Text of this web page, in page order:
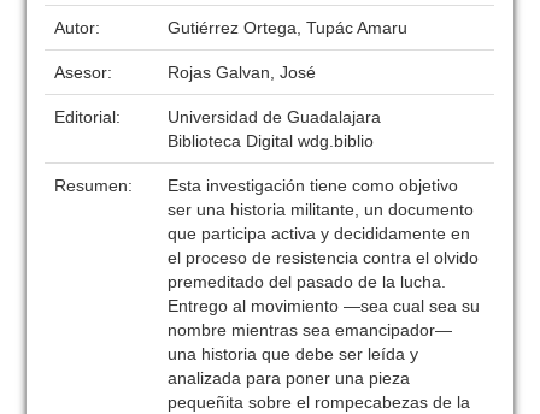
Autor: Gutiérrez Ortega, Tupác Amaru
Asesor: Rojas Galvan, José
Editorial:
Universidad de Guadalajara
Biblioteca Digital wdg.biblio
Resumen:
Esta investigación tiene como objetivo
ser una historia militante, un documento
que participa activa y decididamente en
el proceso de resistencia contra el olvido
premeditado del pasado de la lucha.
Entrego al movimiento —sea cual sea su
nombre mientras sea emancipador—
una historia que debe ser leída y
analizada para poner una pieza
pequeñita sobre el rompecabezas de la